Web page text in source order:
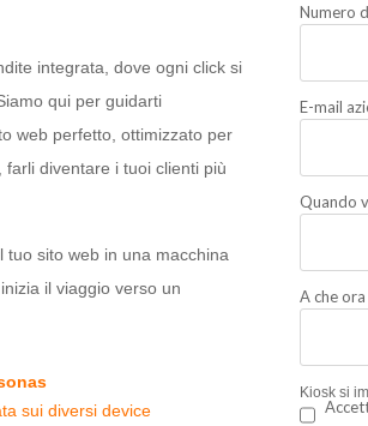
integrata, dove ogni click si
qui per guidarti
web perfetto, ottimizzato per
diventare i tuoi clienti più
sito web in una macchina
il viaggio verso un
sui diversi device
Numero
E-mail
Quando
A che ora
Kiosk si